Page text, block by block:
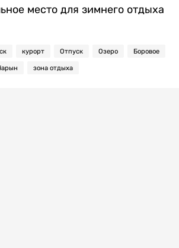
место для зимнего отдыха
курорт Отпуск Озеро Боровое
зона отдыха